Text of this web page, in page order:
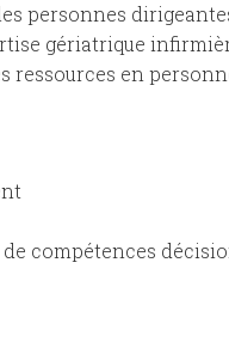
personnes
gériatrique
ressources en
compétences